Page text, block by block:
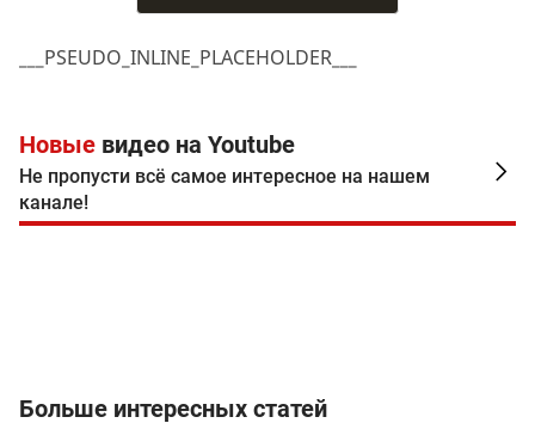
___PSEUDO_INLINE_PLACEHOLDER___
Новые видео на Youtube
Не пропусти всё самое интересное на нашем
канале!
Больше интересных статей